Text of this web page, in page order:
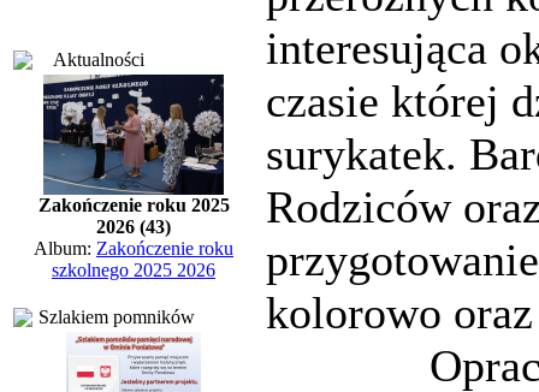
Aktualności
Zakończenie roku 2025
2026 (43)
Album: Zakończenie roku
szkolnego 2025 2026
Szlakiem pomników
interesująca
czasie której
surykatek.
Rodziców
kolorowo